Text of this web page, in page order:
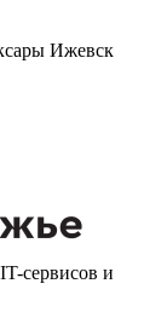
Ижевск
сервисов и